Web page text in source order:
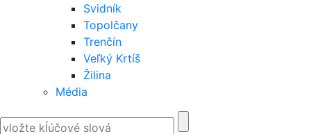
Svidník
Topolčany
Trenčín
Veľký Krtíš
Žilina
Média